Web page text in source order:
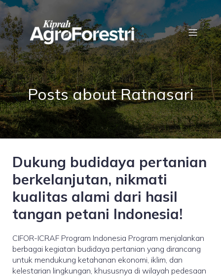
Posts about Ratnasari
Dukung budidaya pertanian
berkelanjutan, nikmati
kualitas alami dari hasil
tangan petani Indonesia!
CIFOR-ICRAF Program Indonesia Program menjalankan
berbagai kegiatan budidaya pertanian yang dirancang
untuk mendukung ketahanan ekonomi, iklim, dan
kelestarian lingkungan, khususnya di wilayah pedesaan